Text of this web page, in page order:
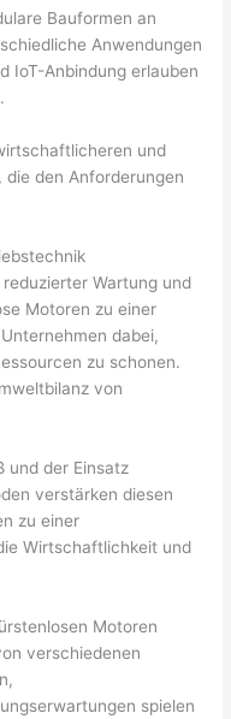
Bauformen an
Anwendungen
IoT-Anbindung erlauben
und
den Anforderungen
Wartung und
Motoren zu einer
dabei,
zu schonen.
von
und der Einsatz
verstärken diesen
zu einer
Wirtschaftlichkeit und
Motoren
verschiedenen
spielen